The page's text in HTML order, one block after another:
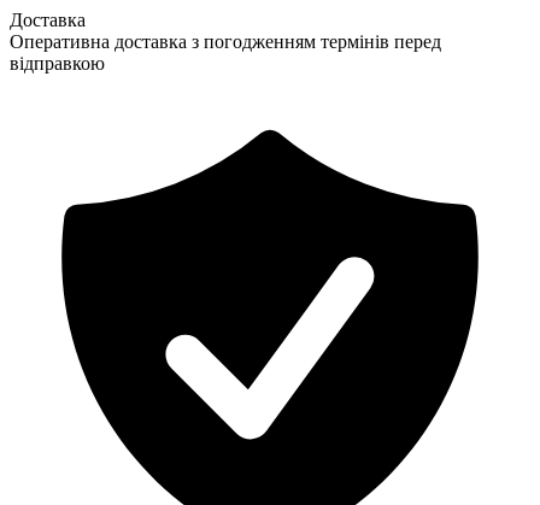
Доставка
Оперативна доставка з погодженням термінів перед
відправкою